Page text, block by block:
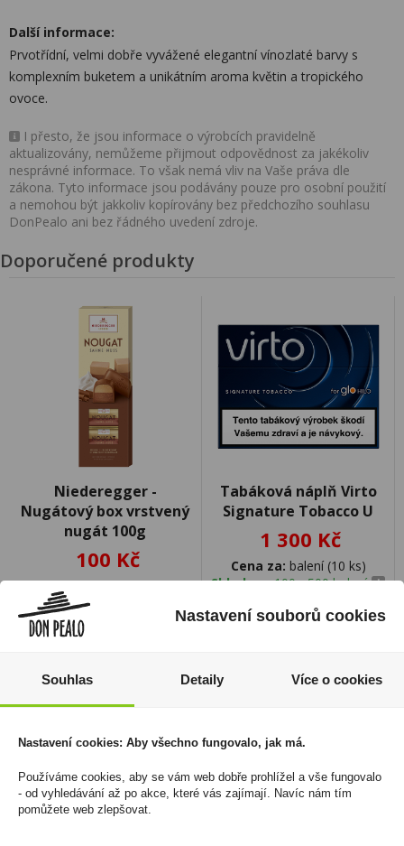
Další informace:
Prvotřídní, velmi dobře vyvážené elegantní vínozlaté barvy s
komplexním buketem a unikátním aroma květin a tropického
ovoce.
I přesto, že jsou informace o výrobcích pravidelně
aktualizovány, nemůžeme přijmout odpovědnost za jakékoliv
nesprávné informace. To však nemá vliv na Vaše práva dle
zákona. Tyto informace jsou podávány pouze pro osobní použití
a nemohou být jakkoliv kopírovány bez předchozího souhlasu
DonPealo ani bez řádného uvedení zdroje.
Doporučené produkty
Niederegger -
Nugátový box vrstvený
nugát 100g
100 Kč
Cena za:1 ks
Skladem:
Tabáková náplň Virto
Signature Tobacco U
1 300 Kč
Cena za: balení (10 ks)
Skladem:100 - 500 balení
Nastavení souborů cookies
Souhlas Detaily Více o cookies
Nastavení cookies: Aby všechno fungovalo, jak má.
Používáme cookies, aby se vám web dobře prohlížel a vše fungovalo
- od vyhledávání až po akce, které vás zajímají. Navíc nám tím
pomůžete web zlepšovat.